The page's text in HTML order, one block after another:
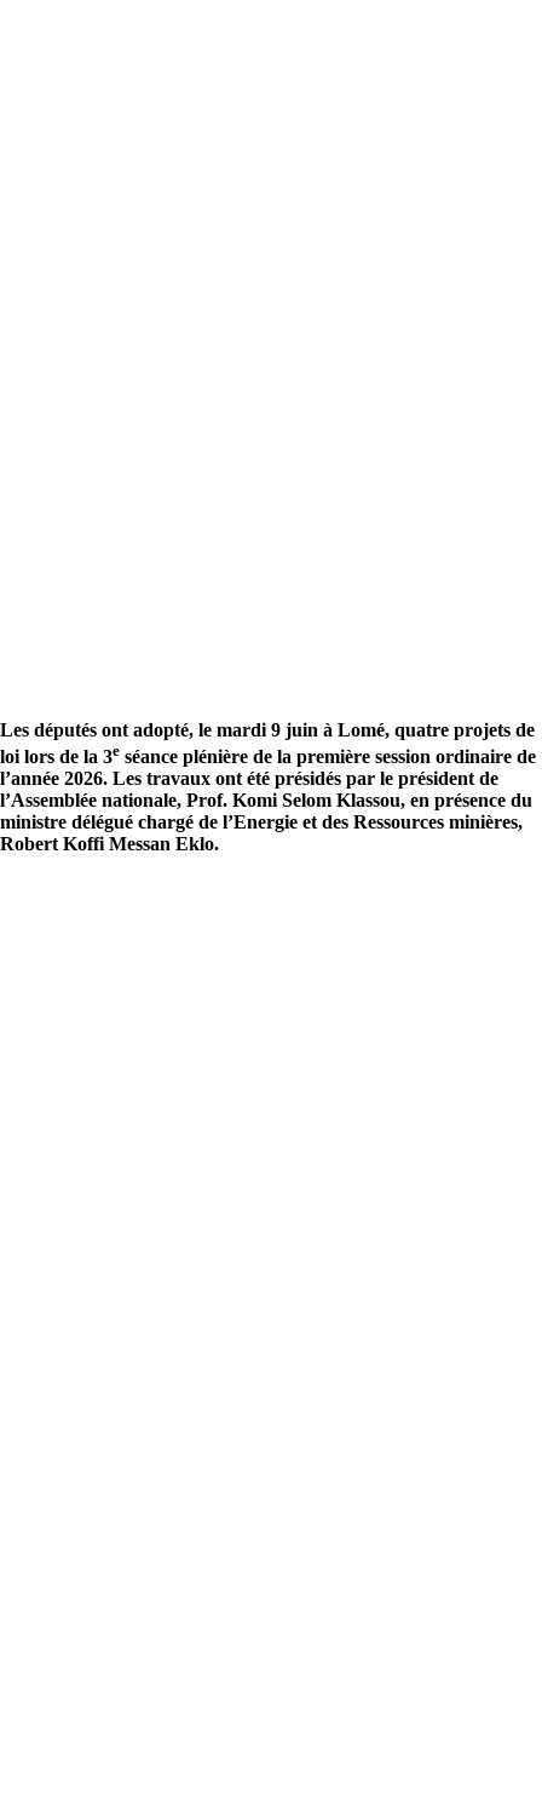
Les députés ont adopté, le mardi 9 juin à Lomé, quatre projets de
loi lors de la 3e séance plénière de la première session ordinaire de
l’année 2026. Les travaux ont été présidés par le président de
l’Assemblée nationale, Prof. Komi Selom Klassou, en présence du
ministre délégué chargé de l’Energie et des Ressources minières,
Robert Koffi Messan Eklo.